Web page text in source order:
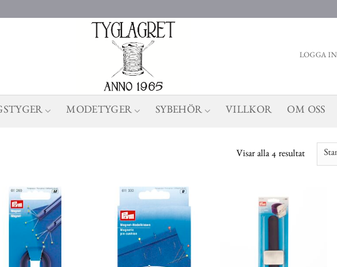
LOGGA IN
MODETYGER SYBEHÖR VILLKOR OM OSS
Visar alla 4 resultat
Lägg till
önskelistan
Lägg till
önskelistan